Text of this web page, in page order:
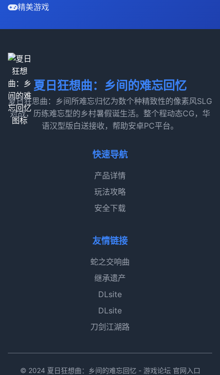
精美游戏
夏日狂想曲：乡间的难忘回忆
夏日狂思曲：乡间所难忘归忆为数个种精致性的像素风SLG
对战，历练难忘型的乡村暑假诞生活。整个程动态CG，华
语汉型版白送接收，帮助安卓PC平台。
快速导航
产品详情
玩法攻略
安全下载
友情链接
蛇之交响曲
继承遗产
DLsite
DLsite
刀剑江湖路
© 2024 夏日狂想曲：乡间的难忘回忆 - 游戏论坛 官网入口